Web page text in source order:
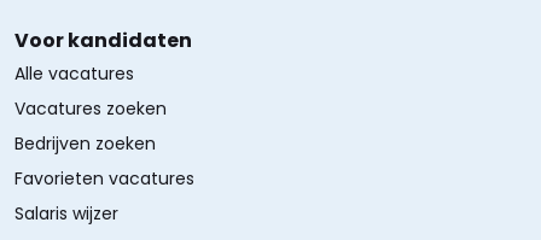
Voor kandidaten
Alle vacatures
Vacatures zoeken
Bedrijven zoeken
Favorieten vacatures
Salaris wijzer